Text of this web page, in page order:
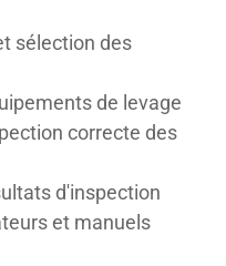
sélection des
de levage
correcte des
d'inspection
et manuels